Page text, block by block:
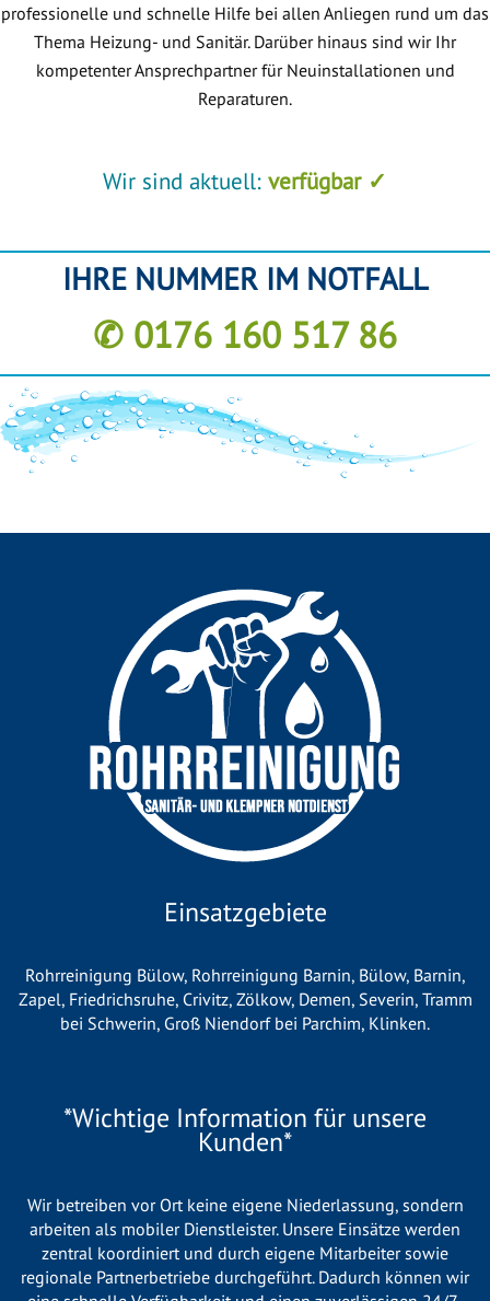
professionelle und schnelle Hilfe bei allen Anliegen rund um das
Thema Heizung- und Sanitär. Darüber hinaus sind wir Ihr
kompetenter Ansprechpartner für Neuinstallationen und
Reparaturen.
Wir sind aktuell: verfügbar ✓
IHRE NUMMER IM NOTFALL
✆ 0176 160 517 86
Einsatzgebiete
Rohrreinigung Bülow, Rohrreinigung Barnin, Bülow, Barnin,
Zapel, Friedrichsruhe, Crivitz, Zölkow, Demen, Severin, Tramm
bei Schwerin, Groß Niendorf bei Parchim, Klinken.
*Wichtige Information für unsere
Kunden*
Wir betreiben vor Ort keine eigene Niederlassung, sondern
arbeiten als mobiler Dienstleister. Unsere Einsätze werden
zentral koordiniert und durch eigene Mitarbeiter sowie
regionale Partnerbetriebe durchgeführt. Dadurch können wir